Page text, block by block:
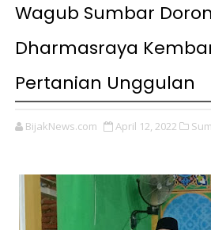
Wagub Sumbar
Dharmasraya
Pertanian Unggulan
BijakNews.com April 12, 2022